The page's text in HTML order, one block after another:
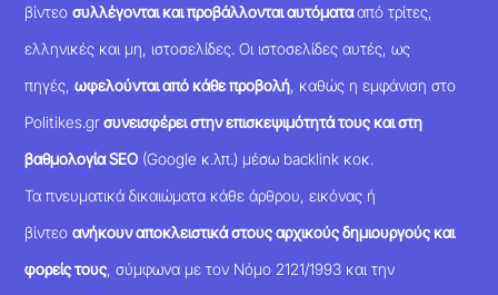
βίντεοσυλλέγονται και προβάλλονται αυτόματααπό τρίτες,
ελληνικές και μη, ιστοσελίδες. Οι ιστοσελίδες αυτές, ως
πηγές,ωφελούνται από κάθε προβολή , καθώς η εμφάνιση στο
Politikes.grσυνεισφέρει στην επισκεψιμότητά τους και στη
βαθμολογία SEO (Google κ.λπ.) μέσω backlink κοκ.
Τα πνευματικά δικαιώματα κάθε άρθρου, εικόνας ή
βίντεοανήκουν αποκλειστικά στους αρχικούς δημιουργούς και
φορείς τους , σύμφωνα με τον Νόμο 2121/1993 και την